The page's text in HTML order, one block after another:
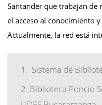
Santander que trabajan
el acceso al conocimiento
Actualmente, la red está
Sistema de
Biblioteca Poncio